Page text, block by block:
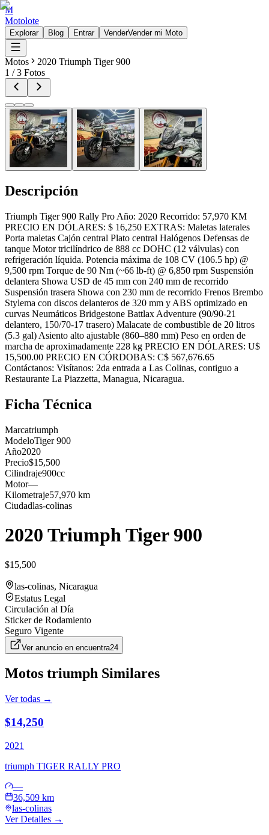
M
Motolote
Explorar Blog Entrar VenderVender mi Moto
Motos
2020 Triumph Tiger 900
1 /3 Fotos
Descripción
Triumph Tiger 900 Rally Pro Año: 2020 Recorrido: 57,970 KM
PRECIO EN DÓLARES: $ 16,250 EXTRAS: Maletas laterales
Porta maletas Cajón central Plato central Halógenos Defensas de
tanque Motor tricilíndrico de 888 cc DOHC (12 válvulas) con
refrigeración líquida. Potencia máxima de 108 CV (106.5 hp) @
9,500 rpm Torque de 90 Nm (~66 lb-ft) @ 6,850 rpm Suspensión
delantera Showa USD de 45 mm con 240 mm de recorrido
Suspensión trasera Showa con 230 mm de recorrido Frenos Brembo
Stylema con discos delanteros de 320 mm y ABS optimizado en
curvas Neumáticos Bridgestone Battlax Adventure (90/90-21
delantero, 150/70-17 trasero) Malacate de combustible de 20 litros
(5.3 gal) Asiento alto ajustable (860–880 mm) Peso en orden de
marcha de aproximadamente 228 kg PRECIO EN DÓLARES: U$
15,500.00 PRECIO EN CÓRDOBAS: C$ 567,676.65
Contáctanos: Visítanos: 2da entrada a Las Colinas, contiguo a
Restaurante La Piazzetta, Managua, Nicaragua.
Ficha Técnica
Marcatriumph
ModeloTiger 900
Año2020
Precio$15,500
Cilindraje900cc
Motor—
Kilometraje57,970 km
Ciudadlas-colinas
2020 Triumph Tiger 900
$15,500
las-colinas, Nicaragua
Estatus Legal
Circulación al Día
Sticker de Rodamiento
Seguro Vigente
Ver anuncio en encuentra24
Motos triumph Similares
Ver todas →
$14,250
2021
triumph TIGER RALLY PRO
—
36,509 km
las-colinas
Ver Detalles →